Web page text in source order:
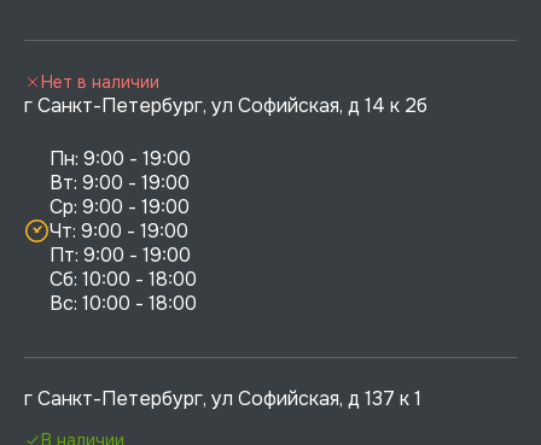
г Санкт-Петербург, ул Софийская, д 14 к 2б
Пн: 9:00 - 19:00
Вт: 9:00 - 19:00
Ср: 9:00 - 19:00
Чт: 9:00 - 19:00
Пт: 9:00 - 19:00
Сб: 10:00 - 18:00
Нет в наличии
г Санкт-Петербург, ул Софийская, д 137 к 1
В наличии